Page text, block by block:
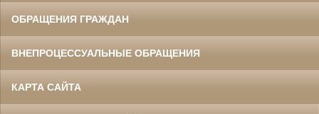
ОБРАЩЕНИЯ ГРАЖДАН
ВНЕПРОЦЕССУАЛЬНЫЕ ОБРАЩЕНИЯ
КАРТА САЙТА